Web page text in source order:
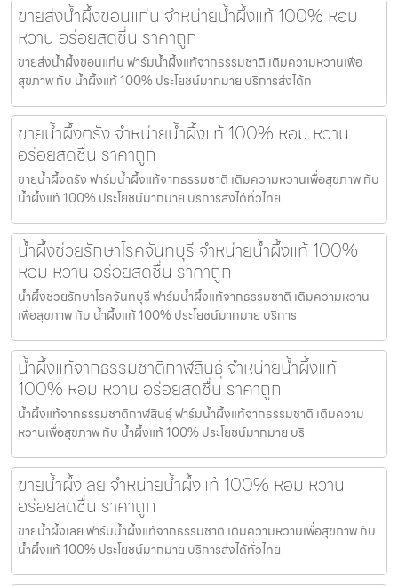
ขายส่งน้ำผึ้งขอนแก่น จำหน่ายน้ำผึ้งแท้ 100% หอม
หวาน อร่อยสดชื่น ราคาถูก
ขายส่งน้ำผึ้งขอนแก่น ฟาร์มน้ำผึ้งแท้จากธรรมชาติ เติมความหวานเพื่อ
สุขภาพ กับ น้ำผึ้งแท้ 100% ประโยชน์มากมาย บริการส่งได้ท
ขายน้ำผึ้งตรัง จำหน่ายน้ำผึ้งแท้ 100% หอม หวาน
อร่อยสดชื่น ราคาถูก
ขายน้ำผึ้งตรัง ฟาร์มน้ำผึ้งแท้จากธรรมชาติ เติมความหวานเพื่อสุขภาพ กับ
น้ำผึ้งแท้ 100% ประโยชน์มากมาย บริการส่งได้ทั่วไทย
น้ำผึ้งช่วยรักษาโรคจันทบุรี จำหน่ายน้ำผึ้งแท้ 100%
หอม หวาน อร่อยสดชื่น ราคาถูก
น้ำผึ้งช่วยรักษาโรคจันทบุรี ฟาร์มน้ำผึ้งแท้จากธรรมชาติ เติมความหวาน
เพื่อสุขภาพ กับ น้ำผึ้งแท้ 100% ประโยชน์มากมาย บริการ
น้ำผึ้งแท้จากธรรมชาติกาฬสินธุ์ จำหน่ายน้ำผึ้งแท้
100% หอม หวาน อร่อยสดชื่น ราคาถูก
น้ำผึ้งแท้จากธรรมชาติกาฬสินธุ์ ฟาร์มน้ำผึ้งแท้จากธรรมชาติ เติมความ
หวานเพื่อสุขภาพ กับ น้ำผึ้งแท้ 100% ประโยชน์มากมาย บริ
ขายน้ำผึ้งเลย จำหน่ายน้ำผึ้งแท้ 100% หอม หวาน
อร่อยสดชื่น ราคาถูก
ขายน้ำผึ้งเลย ฟาร์มน้ำผึ้งแท้จากธรรมชาติ เติมความหวานเพื่อสุขภาพ กับ
น้ำผึ้งแท้ 100% ประโยชน์มากมาย บริการส่งได้ทั่วไทย